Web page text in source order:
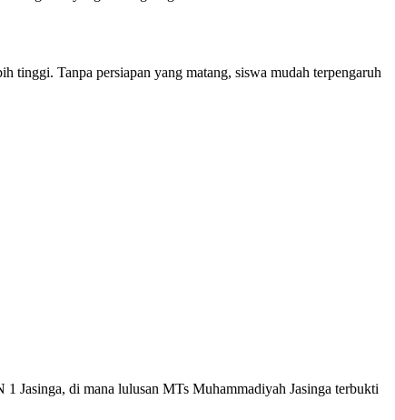
tinggi. Tanpa persiapan yang matang, siswa mudah terpengaruh
Jasinga, di mana lulusan MTs Muhammadiyah Jasinga terbukti